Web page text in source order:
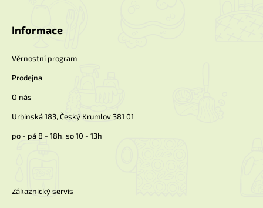
Informace
Věrnostní program
Prodejna
O nás
Urbinská 183, Český Krumlov 381 01
po - pá 8 - 18h, so 10 - 13h
Zákaznický servis